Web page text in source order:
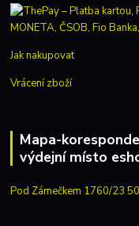
Jak nakupovat
Vrácení zboží
Mapa-
výdejní místo
Pod Zámečkem 1760/23